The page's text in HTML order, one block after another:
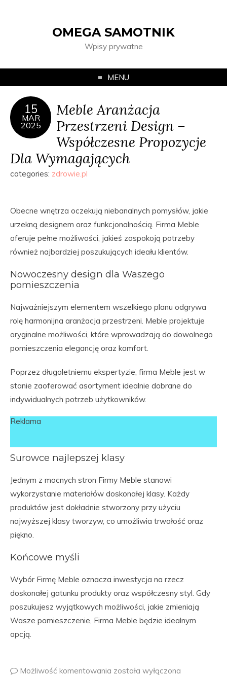
OMEGA SAMOTNIK
Wpisy prywatne
MENU
15
MAR
2025
Meble Aranżacja
Przestrzeni Design –
Współczesne Propozycje
Dla Wymagających
categories: zdrowie.pl
Obecne wnętrza oczekują niebanalnych pomysłów, jakie
urzekną designem oraz funkcjonalnością. Firma Meble
oferuje pełne możliwości, jakieś zaspokoją potrzeby
również najbardziej poszukujących ideału klientów.
Nowoczesny design dla Waszego
pomieszczenia
Najważniejszym elementem wszelkiego planu odgrywa
rolę harmonijna aranżacja przestrzeni. Meble projektuje
oryginalne możliwości, które wprowadzają do dowolnego
pomieszczenia elegancję oraz komfort.
Poprzez długoletniemu ekspertyzie, firma Meble jest w
stanie zaoferować asortyment idealnie dobrane do
indywidualnych potrzeb użytkowników.
Reklama
Surowce najlepszej klasy
Jednym z mocnych stron Firmy Meble stanowi
wykorzystanie materiałów doskonałej klasy. Każdy
produktów jest dokładnie stworzony przy użyciu
najwyższej klasy tworzyw, co umożliwia trwałość oraz
piękno.
Końcowe myśli
Wybór Firmę Meble oznacza inwestycja na rzecz
doskonałej gatunku produkty oraz współczesny styl. Gdy
poszukujesz wyjątkowych możliwości, jakie zmieniają
Wasze pomieszczenie, Firma Meble będzie idealnym
opcją.
Możliwość komentowania została wyłączona